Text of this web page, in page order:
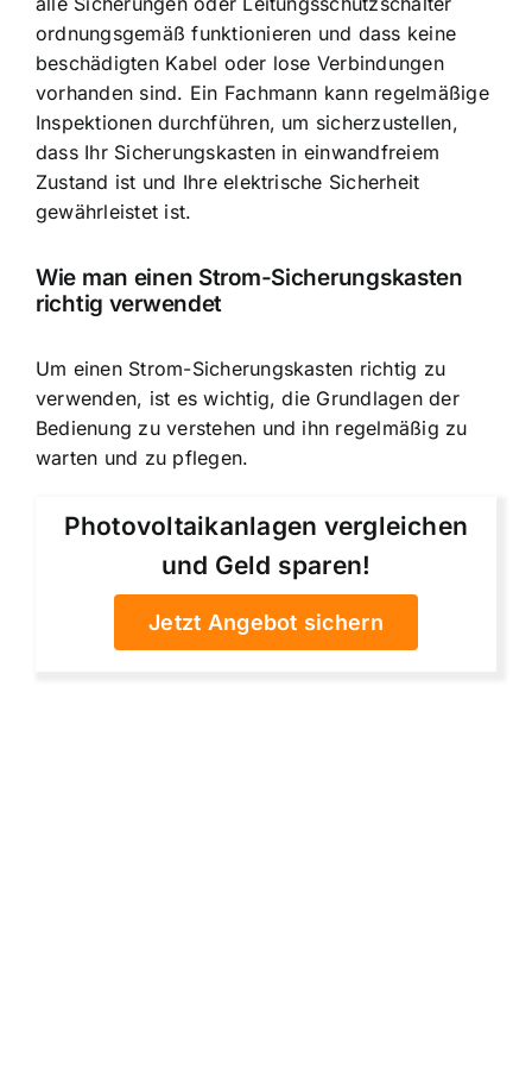
ordnungsgemäß funktionieren und dass keine
beschädigten Kabel oder lose Verbindungen
vorhanden sind. Ein Fachmann kann regelmäßige
Inspektionen durchführen, um sicherzustellen,
dass Ihr Sicherungskasten in einwandfreiem
Zustand ist und Ihre elektrische Sicherheit
gewährleistet ist.
Wie man einen Strom-Sicherungskasten
richtig verwendet
Um einen Strom-Sicherungskasten richtig zu
verwenden, ist es wichtig, die Grundlagen der
Bedienung zu verstehen und ihn regelmäßig zu
warten und zu pflegen.
Photovoltaikanlagen vergleichen
und Geld sparen!
Jetzt Angebot sichern